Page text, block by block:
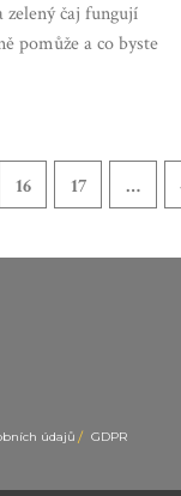
čaj fungují
pomůže a co byste
16 17 …
údajů
GDPR